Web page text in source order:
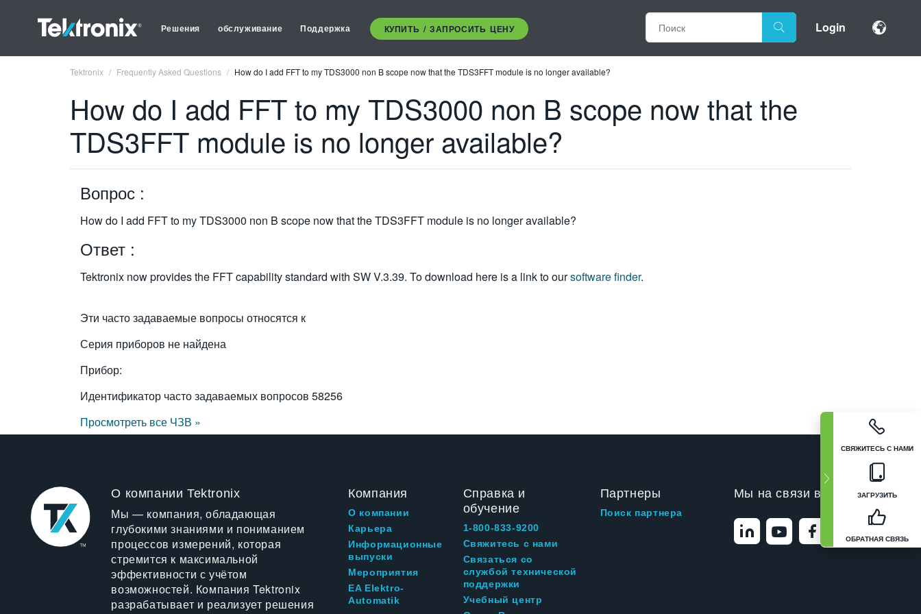
Решения обслуживание Поддержка КУПИТЬ / ЗАПРОСИТЬ ЦЕНУ Login
СВЯЖИТЕСЬ С НАМИ
ЗАГРУЗИТЬ
ОБРАТНАЯ СВЯЗЬ
Tektronix Frequently Asked Questions How do I add FFT to my TDS3000 non B scope now that the TDS3FFT module is no longer available?
How do I add FFT to my TDS3000 non B scope now that the
TDS3FFT module is no longer available?
Вопрос :
How do I add FFT to my TDS3000 non B scope now that the TDS3FFT module is no longer available?
Ответ :
Tektronix now provides the FFT capability standard with SW V.3.39. To download here is a link to oursoftware finder.
Эти часто задаваемые вопросы относятся к
Серия приборов не найдена
Прибор:
Идентификатор часто задаваемых вопросов 58256
Просмотреть все ЧЗВ »
О компании Tektronix
Мы — компания, обладающая
глубокими знаниями и пониманием
процессов измерений, которая
стремится к максимальной
эффективности с учётом
возможностей. Компания Tektronix
разрабатывает и реализует решения
Компания
О компании
Карьера
Информационные
выпуски
Мероприятия
EA Elektro-
Automatik
Справка и
обучение
1-800-833-9200
Свяжитесь с нами
Связаться со
службой технической
поддержки
Учебный центр
Партнеры
Поиск партнера
Мы на связи в